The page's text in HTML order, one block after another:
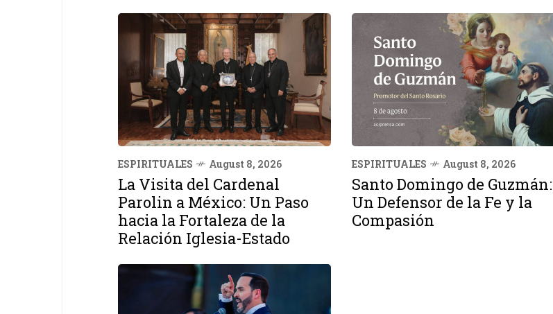
ESPIRITUALES August 8, 2026
La Visita del Cardenal
Parolin a México: Un Paso
hacia la Fortaleza de la
Relación Iglesia-Estado
ESPIRITUALES August 8, 2026
Santo Domingo de Guzmán:
Un Defensor de la Fe y la
Compasión